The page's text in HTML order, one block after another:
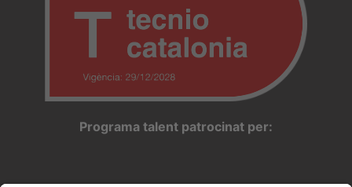
Programa talent patrocinat per: